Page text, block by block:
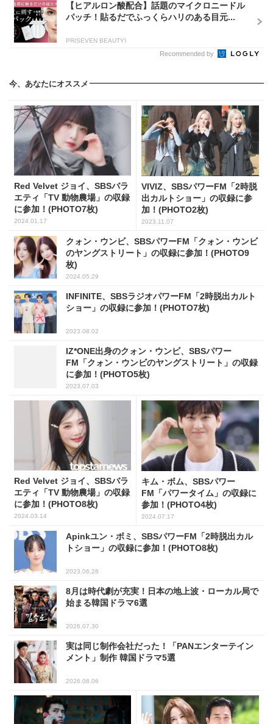
【ヒアルロン酸配合】話題のマイクロニードル
パッチ！貼るだでふっくらハリのある目元...
PR(SEVEN BEAUTY)
Recommended by
今、あなたにオススメ
Red Velvet ジョイ、SBSバラ
エティ「TV 動物農場」の収録
に参加！(PHOTO7枚)
2024.01.17
VIVIZ、SBSパワーFM「2時脱
出カルトショー」の収録に参
加！(PHOTO2枚)
2023.11.07
クォン・ウンビ、SBSパワーFM「クォン・ウンビ
のヤングストリート」の収録に参加！(PHOTO9
枚)
2024.05.29
INFINITE、SBSラジオパワーFM「2時脱出カルト
ショー」の収録に参加！(PHOTO7枚)
2023.08.02
IZ*ONE出身のクォン・ウンビ、SBSパワー
FM「クォン・ウンビのヤングストリート」の収録
に参加！(PHOTO5枚)
2023.07.03
Red Velvet ジョイ、SBSバラ
エティ「TV 動物農場」の収録
に参加！(PHOTO8枚)
2024.03.14
キム・ボム、SBSパワー
FM「パワータイム」の収録に
参加！(PHOTO4枚)
2024.07.17
Apinkユン・ボミ、SBSパワーFM「2時脱出カル
トショー」の収録に参加！(PHOTO8枚)
2023.06.28
8月は時代劇が充実！日本の地上波・ローカル局で
始まる韓国ドラマ6選
2026.07.30
実は同じ制作会社だった！「PANエンターテイン
メント」制作 韓国ドラマ5選
2026.08.06